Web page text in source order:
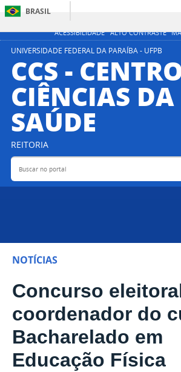
ACESSIBILIDADE ALTO CONTRASTE
BRASIL
UNIVERSIDADE FEDERAL DA PARAÍBA - UFPB
CCS -
CIÊNCIAS DA
SAÚDE
REITORIA
Buscar no portal
NOTÍCIAS
Concurso
coordenador do
Bacharelado em
Educação Física